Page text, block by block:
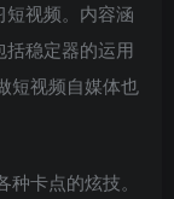
视频。内容涵
稳定器的运用
短视频自媒体也
卡点的炫技。